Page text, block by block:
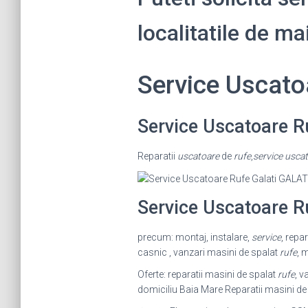
localitatile de
Service
Service Uscatoare
Reparatii uscatoarede rufe,service
Service Uscatoare
precum: montaj, instalare, service,
casnic , vanzari masini de spalat rufe,
Oferte: reparatii masini de spalat rufe,
domiciliu Baia Mare Reparatii masini